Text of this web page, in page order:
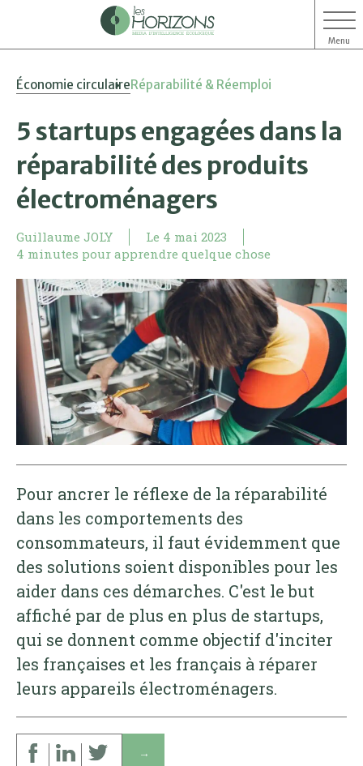
Menu
Économie circulaireRéparabilité & Réemploi
5 startups engagées dans la
réparabilité des produits
électroménagers
Guillaume JOLY Le 4 mai 2023
4 minutes pour apprendre quelque chose
Pour ancrer le réflexe de la réparabilité
dans les comportements des
consommateurs, il faut évidemment que
des solutions soient disponibles pour les
aider dans ces démarches. C'est le but
affiché par de plus en plus de startups,
qui se donnent comme objectif d'inciter
les françaises et les français à réparer
leurs appareils électroménagers.
↓